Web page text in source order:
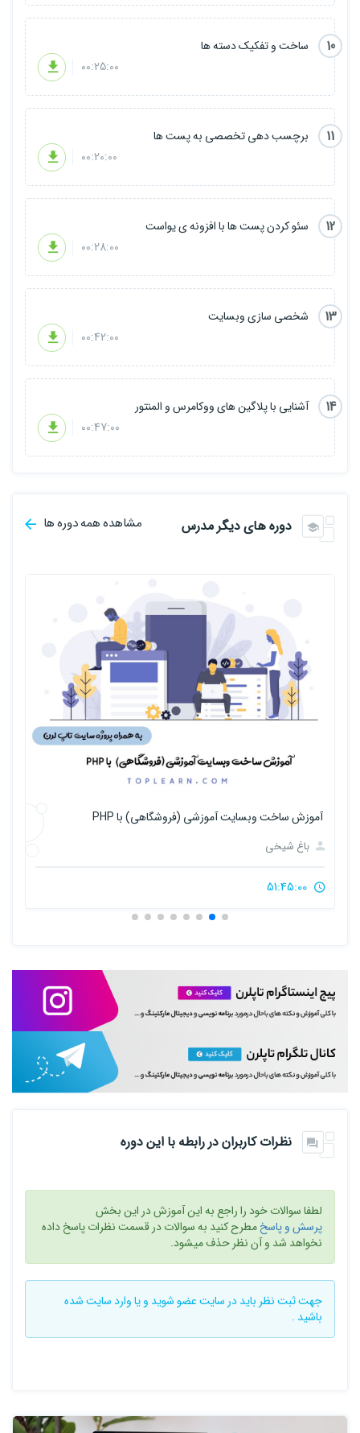
10
ساخت و تفکیک دسته ها
00:25:00
11
برچسب دهی تخصصی به پست ها
00:20:00
12
سئو کردن پست ها با افزونه ی یواست
00:28:00
13
شخصی سازی وبسایت
00:42:00
14
آشنایی با پلاگین های ووکامرس و المنتور
00:47:00
دوره های دیگر مدرس مشاهده همه دوره ها
آموزش ساخت وبسایت آموزشی (فروشگاهی) با PHP
باغ شیخی
نظرات کاربران در رابطه با این دوره
لطفا سوالات خود را راجع به این آموزش در این بخش
پرسش و پاسخمطرح کنید به سوالات در قسمت نظرات پاسخ داده
نخواهد شد و آن نظر حذف میشود.
جهت ثبت نظر باید در سایتعضو شوید و یاوارد سایتشده
باشید .